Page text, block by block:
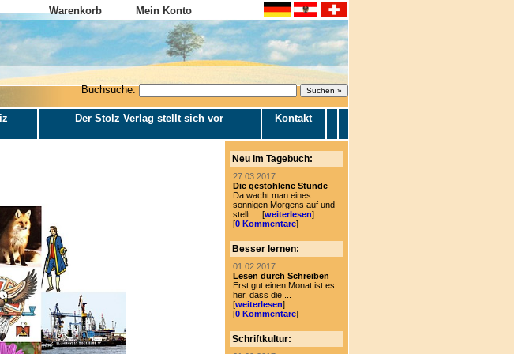
Warenkorb Mein Konto
Buchsuche:
Der Stolz Verlag stellt sich vor Kontakt
Neu im Tagebuch:
27.03.2017
Die gestohlene Stunde
Da wacht man eines
sonnigen Morgens auf und
stellt ... [weiterlesen]
[0 Kommentare]
Besser lernen:
01.02.2017
Lesen durch Schreiben
Erst gut einen Monat ist es
her, dass die ...
[weiterlesen]
[0 Kommentare]
Schriftkultur: